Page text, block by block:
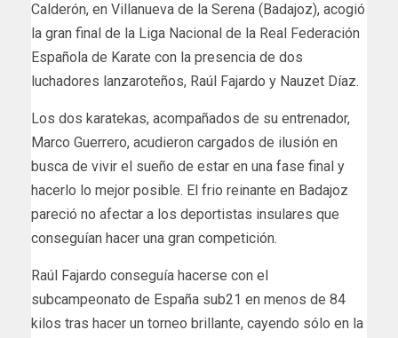
Calderón, en Villanueva de la Serena (Badajoz), acogió
la gran final de la Liga Nacional de la Real Federación
Española de Karate con la presencia de dos
luchadores lanzaroteños, Raúl Fajardo y Nauzet Díaz.
Los dos karatekas, acompañados de su entrenador,
Marco Guerrero, acudieron cargados de ilusión en
busca de vivir el sueño de estar en una fase final y
hacerlo lo mejor posible. El frio reinante en Badajoz
pareció no afectar a los deportistas insulares que
conseguían hacer una gran competición.
Raúl Fajardo conseguía hacerse con el
subcampeonato de España sub21 en menos de 84
kilos tras hacer un torneo brillante, cayendo sólo en la